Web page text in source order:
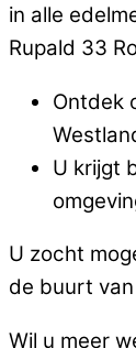
in alle
Rupald 33
Ontdek
U krijgt
U zocht
de buurt
Wil u meer